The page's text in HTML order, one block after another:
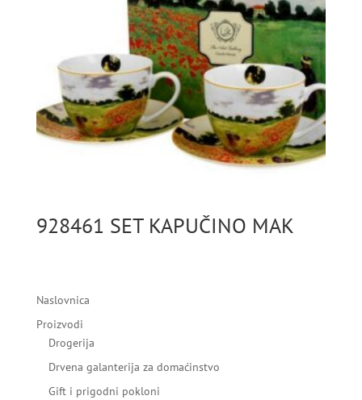
928461 SET KAPUČINO MAK
Naslovnica
Proizvodi
Drogerija
Drvena galanterija za domaćinstvo
Gift i prigodni pokloni